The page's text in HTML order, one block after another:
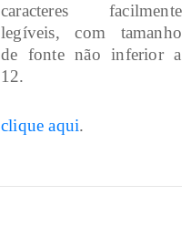
12.
clique aqui.